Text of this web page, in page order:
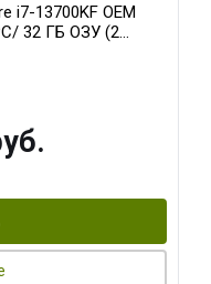
i7-13700KF OEM
32 ГБ ОЗУ (2
384-Bit 3xDP